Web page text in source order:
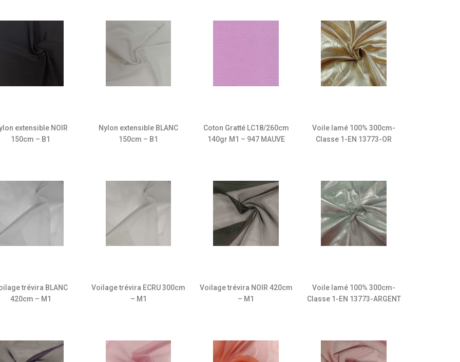
extensible NOIR
150cm – B1
Nylon extensible BLANC
150cm – B1
Coton Gratté LC18/260cm
140gr M1 – 947 MAUVE
Voile lamé 100% 300cm-
Classe 1-EN 13773-OR
trévira BLANC
420cm – M1
Voilage trévira ECRU 300cm
– M1
Voilage trévira NOIR 420cm
– M1
Voile lamé 100% 300cm-
Classe 1-EN 13773-ARGENT